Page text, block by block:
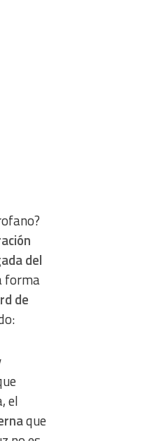
del
forma
de
el
que